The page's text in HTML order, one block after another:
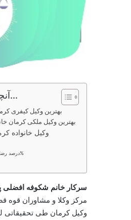
آنچه در این مقاله میخوانید...
بهترین وکیل کیفری
بهترین وکیل ملکی کرمان
وکیل خانواده
درصد رضایت مردمی – 90%
سرکار خانم شکوفه افضلی
مرکز وکلا و مشاوران قوه
وکیل کرمان طی تحقیقاتی